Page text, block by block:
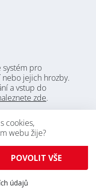
cookies,
webu žije?
údajů
systém pro
jejich hrozby.
a vstup do
zde.
PC)